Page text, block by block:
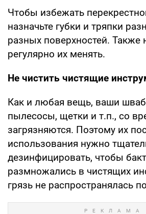
Чтобы избежать
назначьте губки и тряпки
разных поверхностей. Также
регулярно их менять.
Не чистить чистящие
Как и любая вещь, ваши
пылесосы, щетки и т.п., со
загрязняются. Поэтому их
использования нужно
дезинфицировать, чтобы
размножались в чистящих
грязь не распространялась